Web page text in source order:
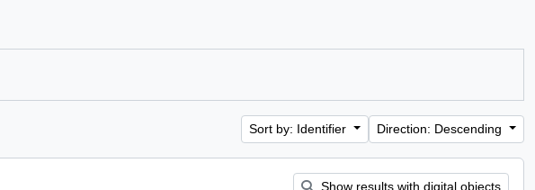
Sort by: Identifier Direction: Descending
Show results with digital objects